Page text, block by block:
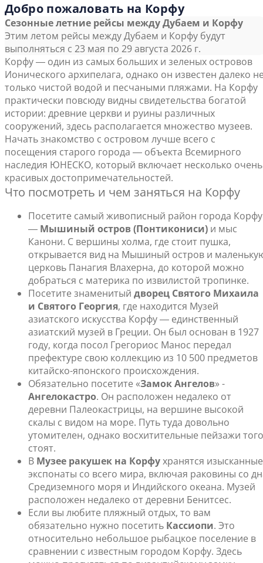
Добро пожаловать на Корфу
Сезонные летние рейсы между Дубаем и Корфу
Этим летом рейсы между Дубаем и Корфу будут
выполняться с 23 мая по 29 августа 2026 г.
Корфу ― один из самых больших и зеленых островов
Ионического архипелага, однако он известен далеко
только чистой водой и песчаными пляжами. На Корфу
практически повсюду видны свидетельства богатой
истории: древние церкви и руины различных
сооружений, здесь располагается множество музеев.
Начать знакомство с островом лучше всего с
посещения старого города ― объекта Всемирного
наследия ЮНЕСКО, который включает несколько очень
красивых достопримечательностей.
Что посмотреть и чем заняться на Корфу
Посетите самый живописный район города Корфу
― Мышиный остров (Понтикониси) и мыс
Канони. С вершины холма, где стоит пушка,
открывается вид на Мышиный остров и
церковь Панагия Влахерна, до которой можно
добраться с материка по извилистой тропинке.
Посетите знаменитый дворец Святого Михаила
и Святого Георгия, где находится Музей
азиатского искусства Корфу ― единственный
азиатский музей в Греции. Он был основан в 1927
году, когда посол Грегориос Манос передал
префектуре свою коллекцию из 10 500 предметов
китайско-японского происхождения.
Обязательно посетите «Замок Ангелов» -
Ангелокастро. Он расположен недалеко от
деревни Палеокастрицы, на вершине высокой
скалы с видом на море. Путь туда довольно
утомителен, однако восхитительные пейзажи того
стоят.
В Музее ракушек на Корфухранятся изысканные
экспонаты со всего мира, включая раковины со
Средиземного моря и Индийского океана. Музей
расположен недалеко от деревни Бенитсес.
Если вы любите пляжный отдых, то вам
обязательно нужно посетить Кассиопи. Это
относительно небольшое рыбацкое поселение в
сравнении с известным городом Корфу. Здесь